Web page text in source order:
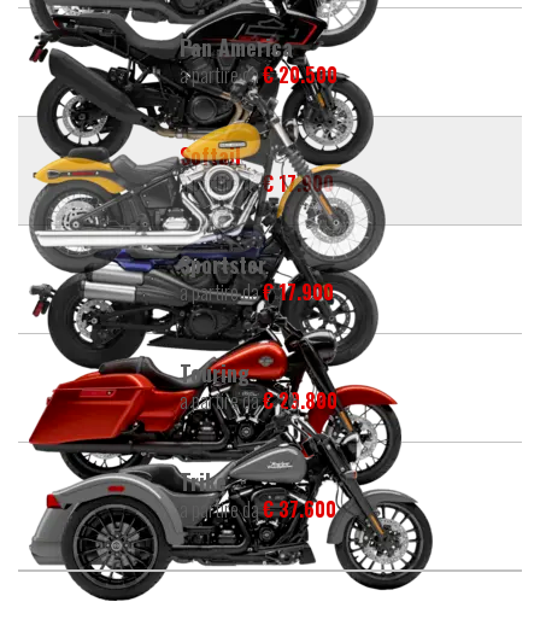
Pan America
a partire da€ 20.500
Softail
a partire da€ 17.900
Sportster
a partire da€ 17.900
Touring
a partire da€ 29.800
Trike
a partire da€ 37.600